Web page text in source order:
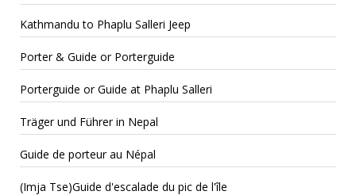
Kathmandu to Phaplu Salleri Jeep
Porter & Guide or Porterguide
Porterguide or Guide at Phaplu Salleri
Träger und Führer in Nepal
Guide de porteur au Népal
(Imja Tse)Guide d'escalade du pic de l'île